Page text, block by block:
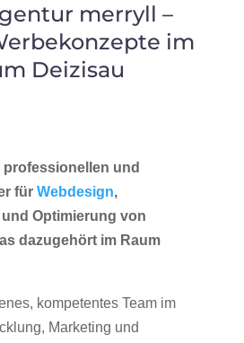
merryll –
im
Deizisau
und
für Webdesign,
Optimierung von
dazugehört im Raum
kompetentes Team im
Marketing und